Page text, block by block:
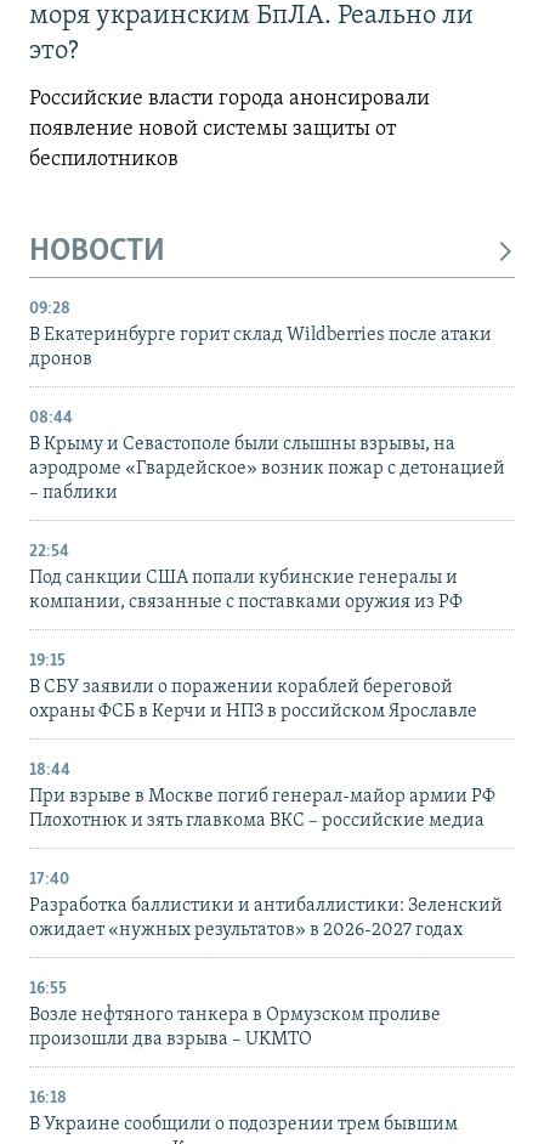
моря украинским БпЛА. Реально ли
это?
Российские власти города анонсировали
появление новой системы защиты от
беспилотников
НОВОСТИ
09:28
В Екатеринбурге горит склад Wildberries после атаки
дронов
08:44
В Крыму и Севастополе были слышны взрывы, на
аэродроме «Гвардейское» возник пожар с детонацией
– паблики
22:54
Под санкции США попали кубинские генералы и
компании, связанные с поставками оружия из РФ
19:15
В СБУ заявили о поражении кораблей береговой
охраны ФСБ в Керчи и НПЗ в российском Ярославле
18:44
При взрыве в Москве погиб генерал-майор армии РФ
Плохотнюк и зять главкома ВКС – российские медиа
17:40
Разработка баллистики и антибаллистики: Зеленский
ожидает «нужных результатов» в 2026-2027 годах
16:55
Возле нефтяного танкера в Ормузском проливе
произошли два взрыва – UKMTO
16:18
В Украине сообщили о подозрении трем бывшим